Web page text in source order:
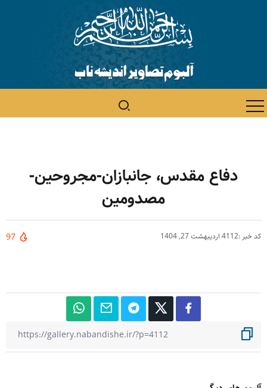
دفاع مقدس، جانبازان-مجروحین-
مصدومین
کد خبر :4112 اردیبهشت 27, 1404 97